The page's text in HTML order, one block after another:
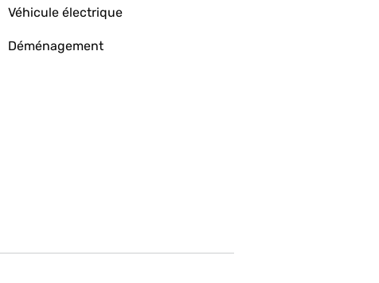
Véhicule électrique
Déménagement